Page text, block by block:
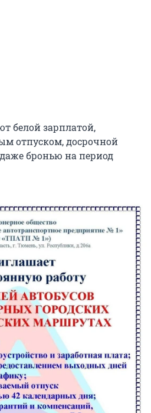
белой зарплатой,
отпуском, досрочной
бронью на период